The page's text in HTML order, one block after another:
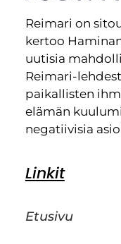
Reimari on
kertoo
uutisia
Reimari-
paikallisten
elämän
negatiivisia
Linkit
Etusivu